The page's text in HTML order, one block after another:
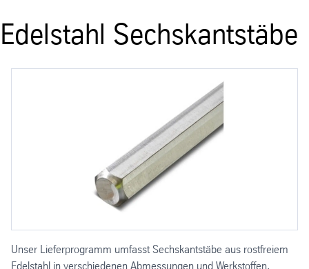
Edelstahl Sechskantstäbe
Unser Lieferprogramm umfasst Sechskantstäbe aus rostfreiem
Edelstahl in verschiedenen Abmessungen und Werkstoffen.